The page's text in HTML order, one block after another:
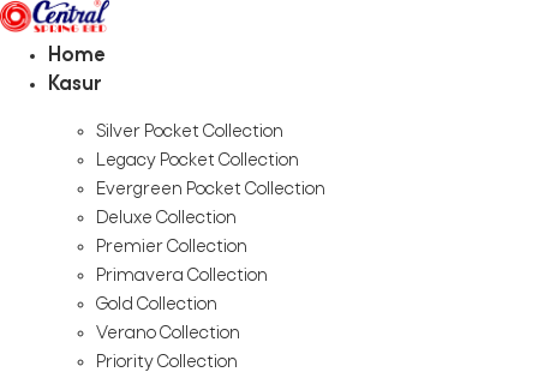
Skip
content
Home
Kasur
Silver Pocket Collection
Legacy Pocket Collection
Evergreen Pocket Collection
Deluxe Collection
Premier Collection
Primavera Collection
Gold Collection
Verano Collection
Priority Collection